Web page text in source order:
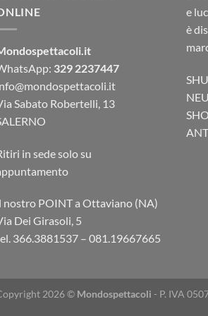
329 2237447
Sabato Robertelli, 13
in sede solo su
nostro POINT a Ottaviano (NA)
Dei Girasoli, 5
366.3881537 – 081.19667665
e
è
2026 © Mondospettacoli - P. IVA